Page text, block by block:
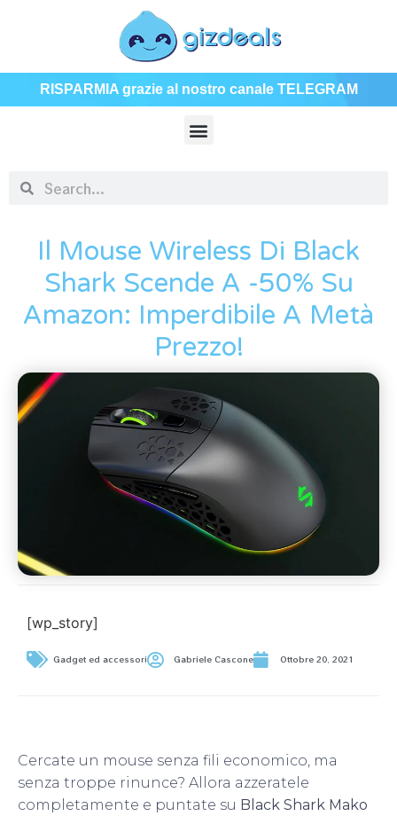
RISPARMIA grazie al nostro canale TELEGRAM
Il Mouse Wireless Di Black
Shark Scende A -50% Su
Amazon: Imperdibile A Metà
Prezzo!
[wp_story]
Gadget ed accessori Gabriele Cascone Ottobre 20, 2021
Cercate un mouse senza fili economico, ma
senza troppe rinunce? Allora azzeratele
completamente e puntate su Black Shark Mako